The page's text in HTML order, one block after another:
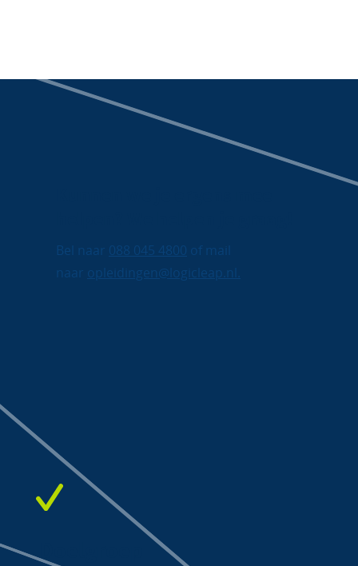
Bel naar 088 045 4800 of mail
naar opleidingen@logicleap.nl.
Doelgroep